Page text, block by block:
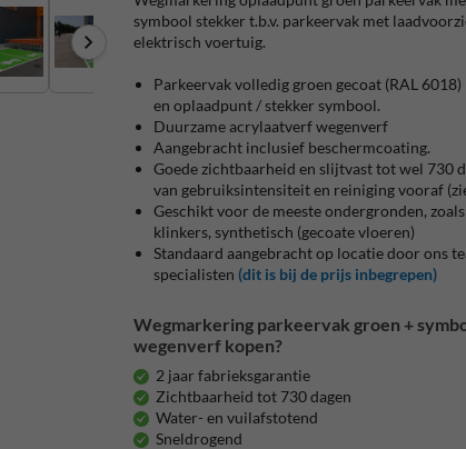
symbool stekker t.b.v. parkeervak met
elektrisch voertuig.
Parkeervak volledig groen gecoat (RAL
en oplaadpunt / stekker symbool.
Duurzame acrylaatverf wegenverf
Aangebracht inclusief beschermcoating.
Goede zichtbaarheid en slijtvast tot wel 730
van gebruiksintensiteit en reiniging vooraf
Geschikt voor de meeste ondergronden,
klinkers, synthetisch (gecoate vloeren)
Standaard aangebracht op locatie door ons
specialisten(dit is bij de prijs inbegrepen)
Wegmarkering parkeervak groen +
wegenverf kopen?
2 jaar fabrieksgarantie
Zichtbaarheid tot 730 dagen
Water- en vuilafstotend
Sneldrogend